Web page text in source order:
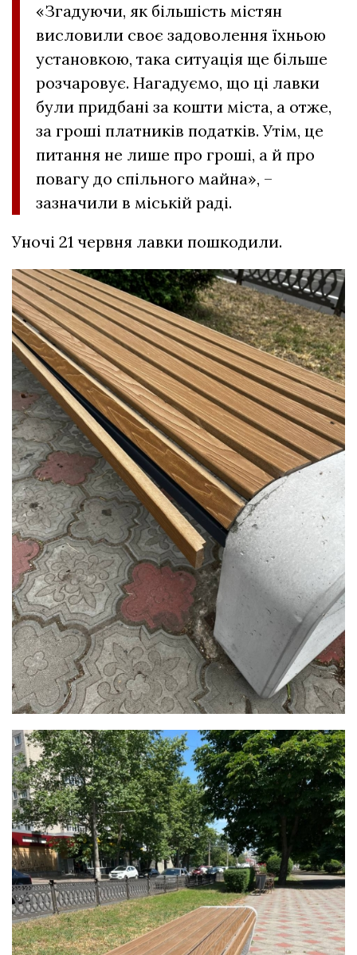
«Згадуючи, як більшість містян
висловили своє задоволення їхньою
установкою, така ситуація ще більше
розчаровує. Нагадуємо, що ці лавки
були придбані за кошти міста, а отже,
за гроші платників податків. Утім, це
питання не лише про гроші, а й про
повагу до спільного майна», –
зазначили в міській раді.
Уночі 21 червня лавки пошкодили.